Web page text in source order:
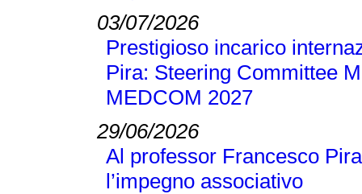
03/07/2026
Prestigioso incarico
Pira: Steering Committee
MEDCOM 2027
29/06/2026
Al professor Francesco
l’impegno associativo